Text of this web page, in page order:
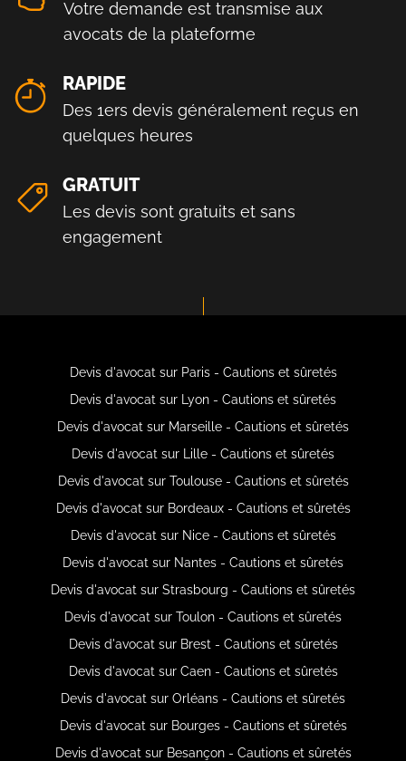
Votre demande est transmise aux
avocats de la plateforme
RAPIDE
Des 1ers devis généralement reçus en
quelques heures
GRATUIT
Les devis sont gratuits et sans
engagement
Devis d'avocat sur Paris - Cautions et sûretés
Devis d'avocat sur Lyon - Cautions et sûretés
Devis d'avocat sur Marseille - Cautions et sûretés
Devis d'avocat sur Lille - Cautions et sûretés
Devis d'avocat sur Toulouse - Cautions et sûretés
Devis d'avocat sur Bordeaux - Cautions et sûretés
Devis d'avocat sur Nice - Cautions et sûretés
Devis d'avocat sur Nantes - Cautions et sûretés
Devis d'avocat sur Strasbourg - Cautions et sûretés
Devis d'avocat sur Toulon - Cautions et sûretés
Devis d'avocat sur Brest - Cautions et sûretés
Devis d'avocat sur Caen - Cautions et sûretés
Devis d'avocat sur Orléans - Cautions et sûretés
Devis d'avocat sur Bourges - Cautions et sûretés
Devis d'avocat sur Besançon - Cautions et sûretés